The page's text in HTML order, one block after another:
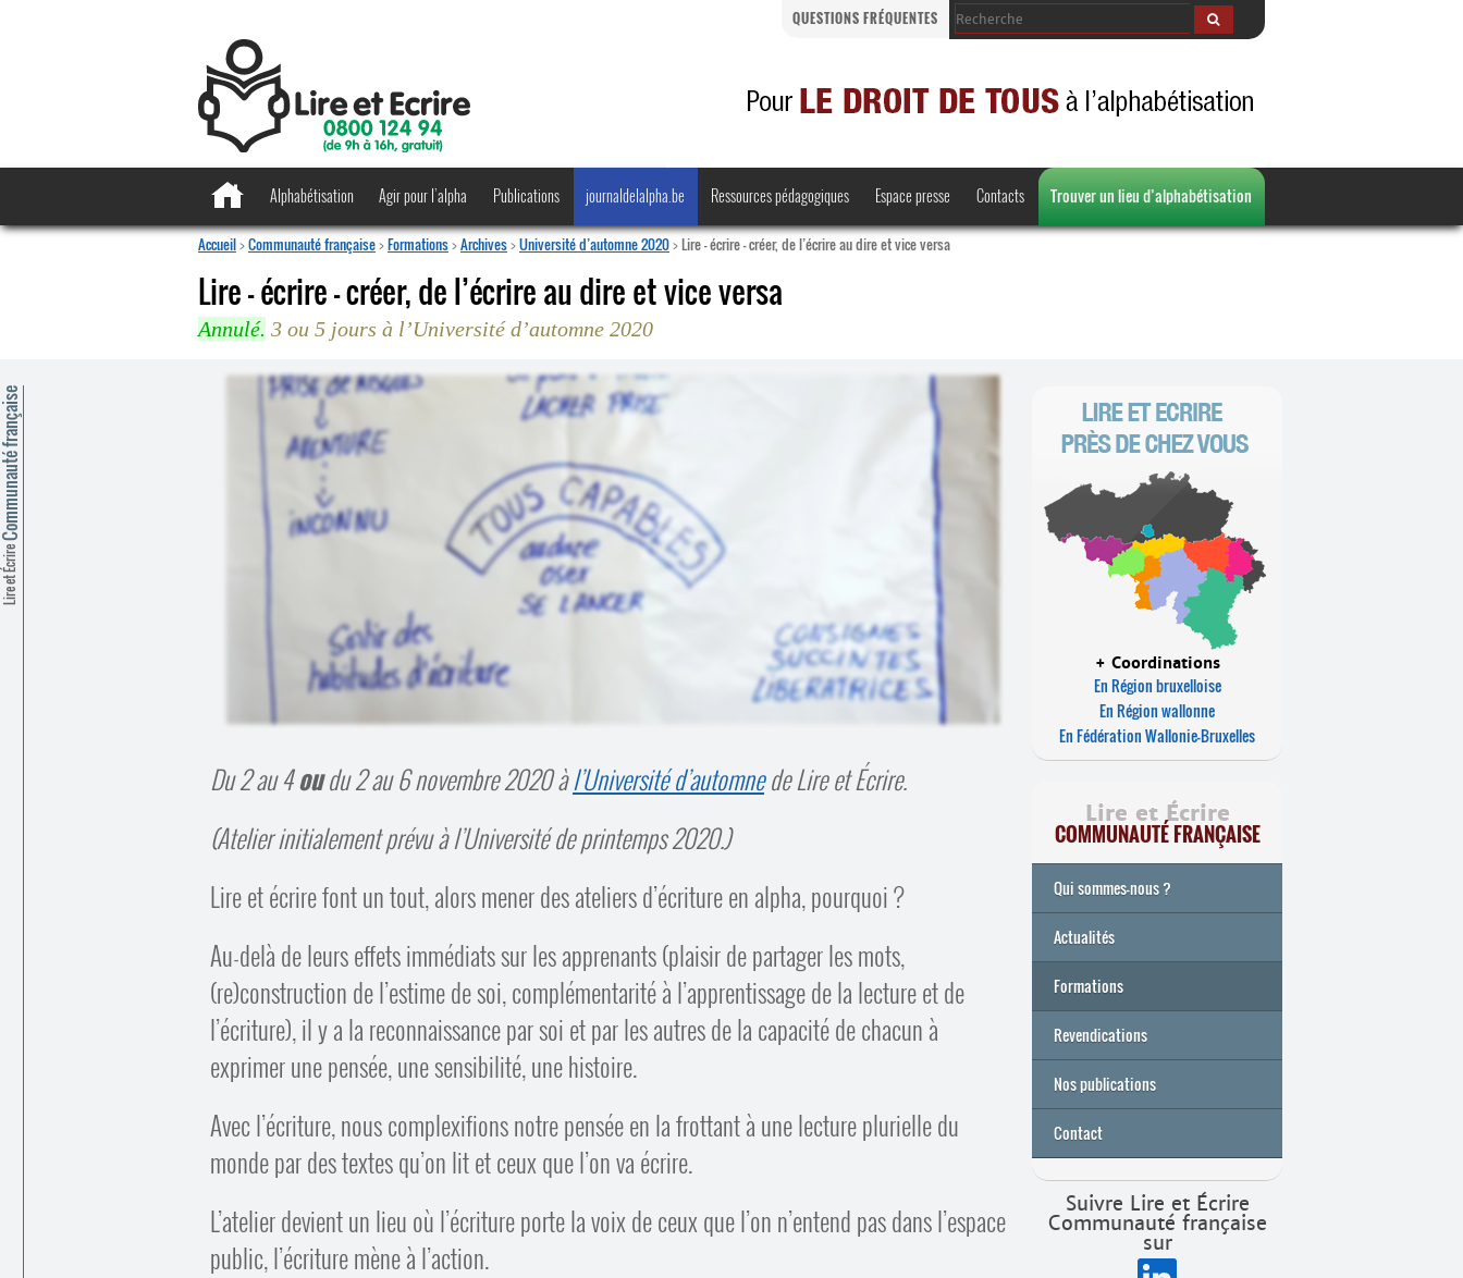
QUESTIONS FRÉQUENTES
Alphabétisation Agir pour l’alpha Publications journaldelalpha.be Ressources pédagogiques Espace presse Contacts Trouver un lieu d’alphabétisation
Accueil>Communauté française>Formations>Archives>Université d’automne 2020>Lire – écrire – créer, de l’écrire au dire et vice versa
Lire – écrire – créer, de l’écrire au dire et vice versa
Annulé. 3 ou 5 jours à l’Université d’automne 2020
Lire et Écrire
française
Du 2 au 4oudu 2 au 6 novembre 2020 àl’Université d’automnede Lire et Écrire.
(Atelier initialement prévu à l’Université de printemps 2020.)
Lire et écrire font un tout, alors mener des ateliers d’écriture en alpha, pourquoi ?
Au-delà de leurs effets immédiats sur les apprenants (plaisir de partager les mots,
(re)construction de l’estime de soi, complémentarité à l’apprentissage de la lecture et de
l’écriture), il y a la reconnaissance par soi et par les autres de la capacité de chacun à
exprimer une pensée, une sensibilité, une histoire.
Avec l’écriture, nous complexifions notre pensée en la frottant à une lecture plurielle du
monde par des textes qu’on lit et ceux que l’on va écrire.
L’atelier devient un lieu où l’écriture porte la voix de ceux que l’on n’entend pas dans l’espace
public, l’écriture mène à l’action.
+ Coordinations
En Région bruxelloise
En Région wallonne
En Fédération Wallonie-Bruxelles
Lire et Écrire
COMMUNAUTÉ FRANÇAISE
Qui sommes-nous ?
Actualités
Formations
Archives
Université de printemps 2026
Revendications
Nos publications
Contact
Suivre Lire et Écrire
Communauté française
sur